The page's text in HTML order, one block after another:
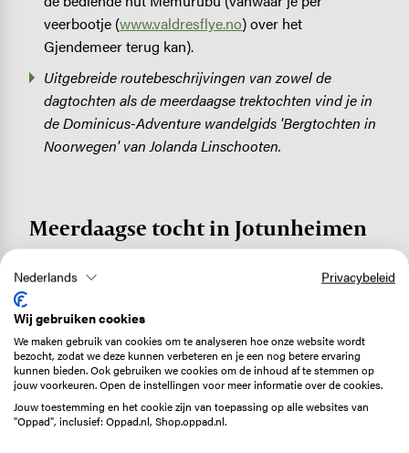
veerbootje (www.valdresflye.no) over het
Gjendemeer terug kan).
Uitgebreide routebeschrijvingen van zowel de
dagtochten als de meerdaagse trektochten vind je in
de Dominicus-Adventure wandelgids 'Bergtochten in
Noorwegen' van Jolanda Linschooten.
Meerdaagse tocht in Jotunheimen
magische rondtocht vanuit Gjendesheim die
conditie vraagt. Onderweg passeer je alle
hoogtepunten: de Bessegengraat, de twee hoogste
bergen Galdhøppigen en Glittertind en ook Kyrkja,
een markante pyramideberg. Overwegend passeer
je bediende berghutten, ook een enkele
Nederlands Privacybeleid
Wij gebruiken cookies
We maken gebruik van cookies om te analyseren hoe onze website wordt
bezocht, zodat we deze kunnen verbeteren en je een nog betere ervaring
kunnen bieden. Ook gebruiken we cookies om de inhoud af te stemmen op
jouw voorkeuren. Open de instellingen voor meer informatie over de cookies.
Jouw toestemming en het cookie zijn van toepassing op alle websites van
"Oppad", inclusief: Oppad.nl, Shop.oppad.nl.